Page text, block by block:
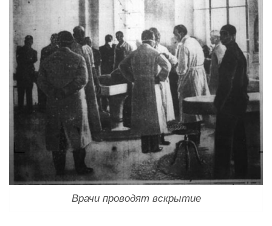
Врачи проводят вскрытие